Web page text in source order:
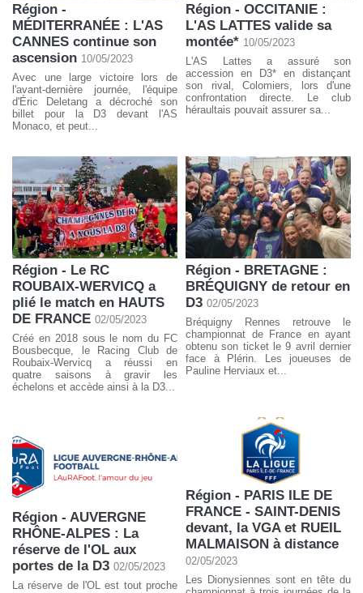
Région -
MÉDITERRANÉE : L'AS
CANNES continue son
ascension 10/05/2023
Avec une large victoire lors de
l'avant-dernière journée, l'équipe
d'Éric Deletang a décroché son
billet pour la D3 devant l'AS
Monaco, et peut...
Région - OCCITANIE :
L'AS LATTES valide sa
montée* 10/05/2023
L'AS Lattes a assuré son
accession en D3* en distançant
son rival, Colomiers, lors d'une
confrontation directe. Le club
héraultais pouvait assurer sa...
Région - Le RC
ROUBAIX-WERVICQ a
plié le match en HAUTS
DE FRANCE 02/05/2023
Créé en 2018 sous le nom du FC
Bousbecque, le Racing Club de
Roubaix-Wervicq a réussi en
quatre saisons à gravir les
échelons et accède ainsi à la D3...
Région - BRETAGNE :
BRÉQUIGNY de retour en
D3 02/05/2023
Bréquigny Rennes retrouve le
championnat de France en ayant
obtenu son ticket le 9 avril dernier
face à Plérin. Les joueuses de
Pauline Herviaux et...
Région - AUVERGNE
RHÔNE-ALPES : La
réserve de l'OL aux
portes de la D3 02/05/2023
La réserve de l'OL est tout proche
Région - PARIS ILE DE
FRANCE - SAINT-DENIS
devant, la VGA et RUEIL
MALMAISON à distance
02/05/2023
Les Dionysiennes sont en tête du